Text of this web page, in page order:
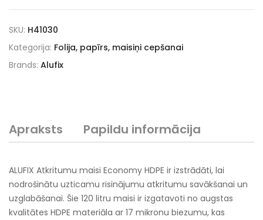
SKU: H41030
Kategorija: Folija, papīrs, maisiņi cepšanai
Brands: Alufix
Apraksts Papildu informācija
ALUFIX Atkritumu maisi Economy HDPE ir izstrādāti, lai
nodrošinātu uzticamu risinājumu atkritumu savākšanai un
uzglabāšanai. Šie 120 litru maisi ir izgatavoti no augstas
kvalitātes HDPE materiāla ar 17 mikronu biezumu, kas